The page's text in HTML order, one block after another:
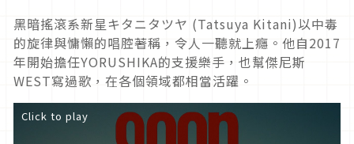
黑暗搖滾系新星キタニタツヤ (Tatsuya Kitani)以中毒
的旋律與慵懶的唱腔著稱，令人一聽就上癮。他自2017
年開始擔任YORUSHIKA的支援樂手，也幫傑尼斯
WEST寫過歌，在各個領域都相當活躍。
Click to play